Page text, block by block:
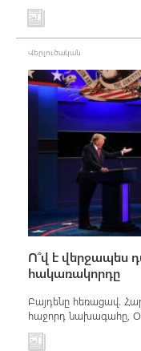
Վերլուծական
Ո՞վ է վերջապես
հակառակորդը
Բայդենը հեռացավ.
հաջորդ նախագահը,